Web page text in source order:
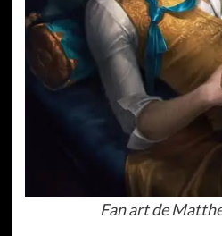
Fan art de